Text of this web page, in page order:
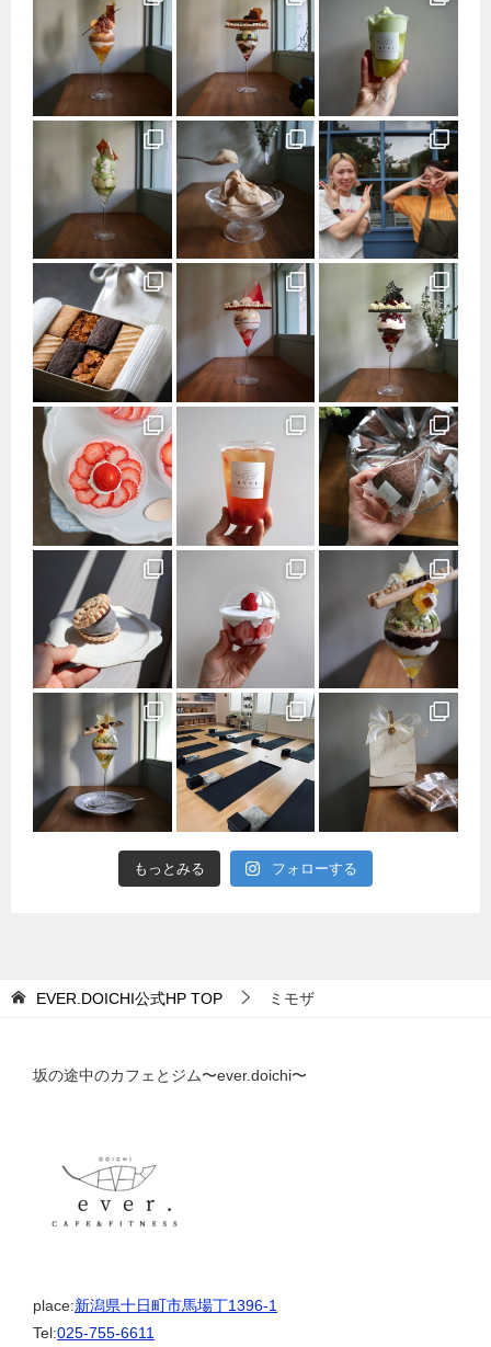
もっとみる フォローする
EVER.DOICHI公式HP TOP ミモザ
坂の途中のカフェとジム〜ever.doichi〜
place:新潟県十日町市馬場丁1396-1
Tel:025-755-6611